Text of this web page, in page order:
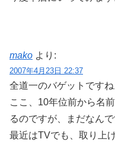
mako より:
2007年4月23日 22:37
全道一のバゲットですね
ここ、10年位前から名
るのですが、まだなんで
最近はTVでも、取り上